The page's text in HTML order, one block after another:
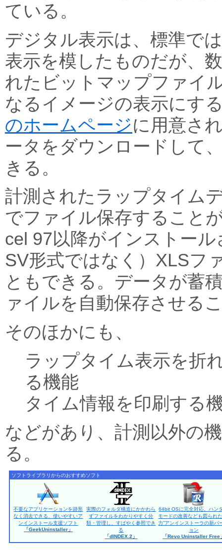
ている。
デジタル表示は、標準で
表示を模したものだが、
れたビットマップファイ
なるイメージの表示にす
のホームページに用意さ
ータをダウンロードして
きる。
計測されたラップタイム
でファイル保存すること
cel 97以降がインストー
SV形式ではなく）XLSフ
ともできる。データが蓄
ァイルを自動保存させる
そのほかにも、
ラップタイム表示を折
る機能
タイム情報を印刷する
などがあり、計測以外の
る。
ソフトライブラリからのおすすめソフト
不要なアプリケーションを跡形
なく消去できる、使いやすいア
ンインストール支援ソフト
「GeekUninstaller」
実際のフォルダ構造にかかわら
ずファイルをわかりやすく分
類・管理し、すばやく参照でき
る
「dINDEX.2」
64bit OSに完全対応。ハン
モードの改善なども図られ
力”アンインストーラの新バ
ョン
「Revo Uninstaller Free